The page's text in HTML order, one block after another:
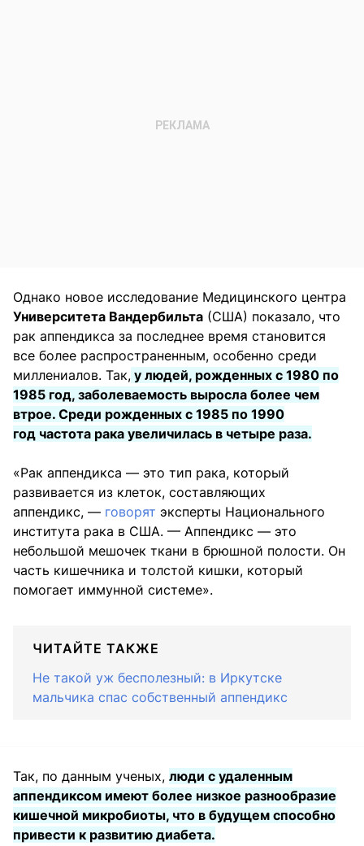
Однако новое исследование Медицинского центра
Университета Вандербильта (США) показало, что
рак аппендикса за последнее время становится
все более распространенным, особенно среди
миллениалов. Так, у людей, рожденных с 1980 по
1985 год, заболеваемость выросла более чем
втрое. Среди рожденных с 1985 по 1990
год частота рака увеличилась в четыре раза.
«Рак аппендикса — это тип рака, который
развивается из клеток, составляющих
аппендикс, — говорят эксперты Национального
института рака в США. — Аппендикс — это
небольшой мешочек ткани в брюшной полости. Он
часть кишечника и толстой кишки, который
помогает иммунной системе».
ЧИТАЙТЕ ТАКЖЕ
Не такой уж бесполезный: в Иркутске
мальчика спас собственный аппендикс
Так, по данным ученых, люди с удаленным
аппендиксом имеют более низкое разнообразие
кишечной микробиоты, что в будущем способно
привести к развитию диабета.